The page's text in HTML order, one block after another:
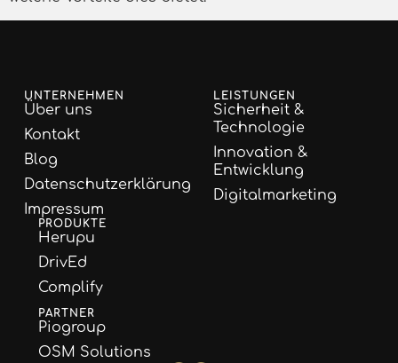
UNTERNEHMEN
Über uns
Kontakt
Blog
Datenschutzerklärung
Impressum
LEISTUNGEN
Sicherheit &
Technologie
Innovation &
Entwicklung
Digitalmarketing
PRODUKTE
Herupu
DrivEd
Complify
PARTNER
Piogroup
OSM Solutions